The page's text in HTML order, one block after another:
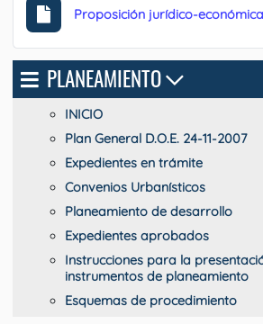
Proposición jurídico-
PLANEAMIENTO
INICIO
Plan General D.O.E. 24-11-2007
Expedientes en trámite
Convenios Urbanísticos
Planeamiento de desarrollo
Expedientes aprobados
Instrucciones para la
instrumentos de planeamiento
Esquemas de procedimiento